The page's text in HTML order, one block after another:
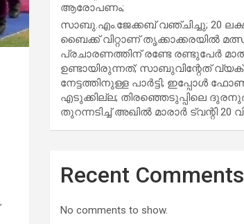
ആരോപണം;
സാബു.എം.ജേക്കബ് വഞ്ചിച്ചു; 20
ബൈക്ക് വിറ്റാണ് തൃക്കാക്കരയില്‍
പ്രചാരണത്തിന് രണ്ടേ രണ്ടുപേര്‍
ഉണ്ടായിരുന്നത്; സാബുവിന്റേത്
നേട്ടത്തിനുള്ള പാര്‍ട്ടി; ഇപ്പോള്‍ ഫോണ്‍
എടുക്കില്ല; തിരഞ്ഞെടുപ്പിലെ
തുറന്നടിച്ച് അഖില്‍ മാരാര്‍ ട്വന്റി 20
Recent Comments
No comments to show.